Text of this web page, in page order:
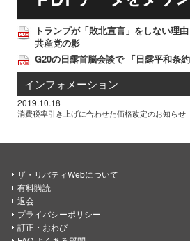
トランプが「敗北宣言」をしない理
共産党の影
G20の日露首脳会談で 「日露平和条
インフォメーション
2019.10.18
消費税率引き上げに合わせた価格改定のお知らせ
ザ・リバティWebについて
有料購読
退会
プライバシーポリシー
訂正・おわび